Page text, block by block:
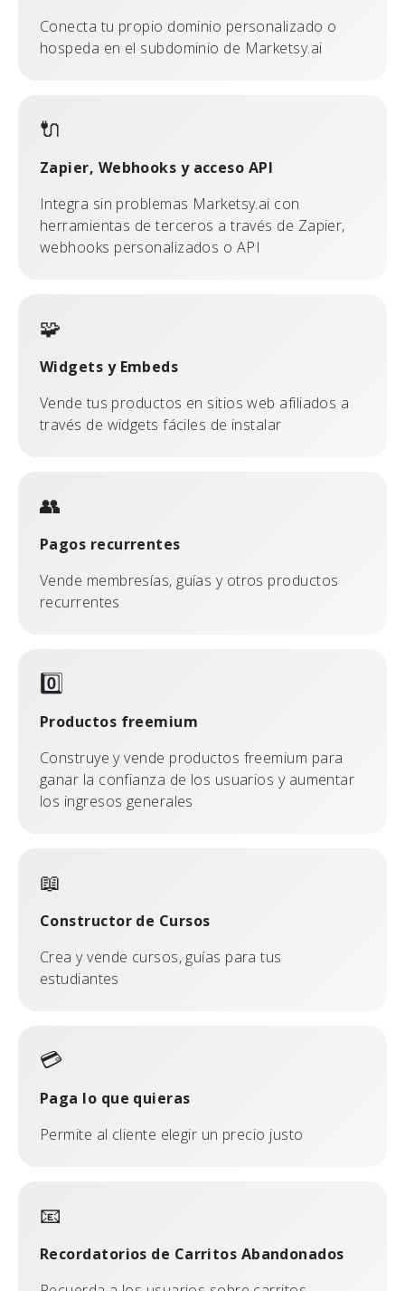
Conecta tu propio dominio personalizado o
hospeda en el subdominio de Marketsy.ai
🔌
Zapier, Webhooks y acceso API
Integra sin problemas Marketsy.ai con
herramientas de terceros a través de Zapier,
webhooks personalizados o API
🧩
Widgets y Embeds
Vende tus productos en sitios web afiliados a
través de widgets fáciles de instalar
👥
Pagos recurrentes
Vende membresías, guías y otros productos
recurrentes
0️⃣
Productos freemium
Construye y vende productos freemium para
ganar la confianza de los usuarios y aumentar
los ingresos generales
📖
Constructor de Cursos
Crea y vende cursos, guías para tus
estudiantes
💳
Paga lo que quieras
Permite al cliente elegir un precio justo
📧
Recordatorios de Carritos Abandonados